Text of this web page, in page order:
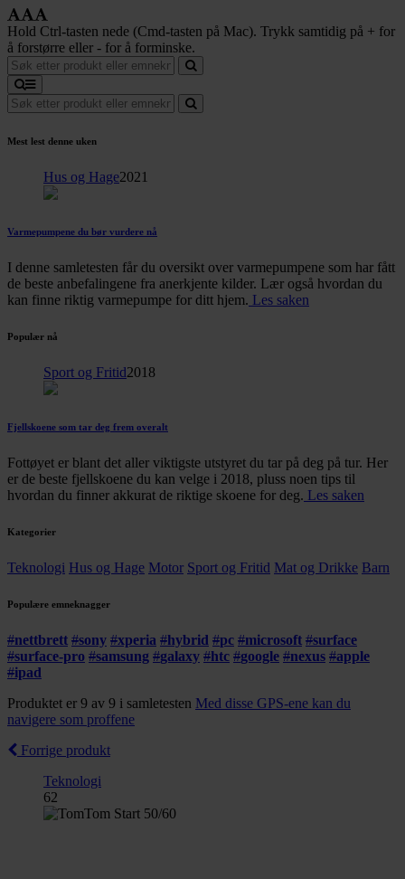
Hold Ctrl-tasten nede (Cmd-tasten på Mac). Trykk samtidig på + for
å forstørre eller - for å forminske.
Mest lest denne uken
Hus og Hage2021
Varmepumpene du bør vurdere nå
I denne samletesten får du oversikt over varmepumpene som har fått
de beste anbefalingene fra anerkjente kilder. Lær også hvordan du
kan finne riktig varmepumpe for ditt hjem. Les saken
Populær nå
Sport og Fritid2018
Fjellskoene som tar deg frem overalt
Fottøyet er blant det aller viktigste utstyret du tar på deg på tur. Her
er de beste fjellskoene du kan velge i 2018, pluss noen tips til
hvordan du finner akkurat de riktige skoene for deg. Les saken
Kategorier
Teknologi Hus og Hage Motor Sport og Fritid Mat og Drikke Barn
Populære emneknagger
#nettbrett #sony #xperia #hybrid #pc #microsoft #surface
#surface-pro #samsung #galaxy #htc #google #nexus #apple
#ipad
Produktet er 9 av 9 i samletesten Med disse GPS-ene kan du
navigere som proffene
Forrige produkt
Teknologi
62